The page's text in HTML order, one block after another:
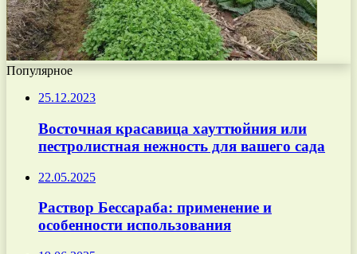
Популярное
25.12.2023
Восточная красавица хауттюйния или
пестролистная нежность для вашего сада
22.05.2025
Раствор Бессараба: применение и
особенности использования